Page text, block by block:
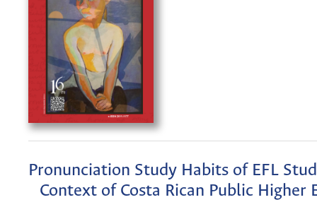
Pronunciation Study Habits of EFL
Context of Costa Rican Public Higher